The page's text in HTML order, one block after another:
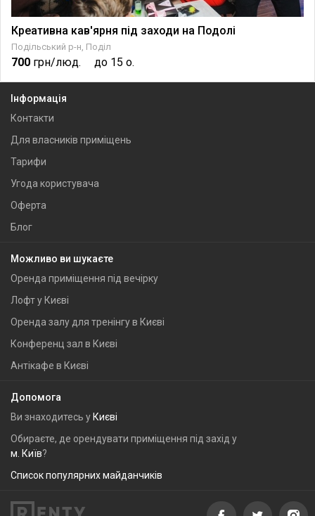
Креативна кав'ярня під заходи на Подолі
Подільський р-н, Поділ
700 грн/люд. до 15 о.
Інформація
Контакти
Для власників приміщень
Тарифи
Угода користувача
Оферта
Блог
Можливо ви шукаєте
Оренда приміщення під вечірку
Лофт у Києві
Оренда залу для тренінгу в Києві
Конференц зал в Києві
Антікафе в Києві
Допомога
Ви знаходитесь у Києві
Обираєте, де орендувати приміщення під захід у
м. Київ?
Список популярних майданчиків